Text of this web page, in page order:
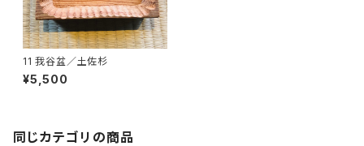
11 我谷盆／土佐杉
¥5,500
同じカテゴリの商品